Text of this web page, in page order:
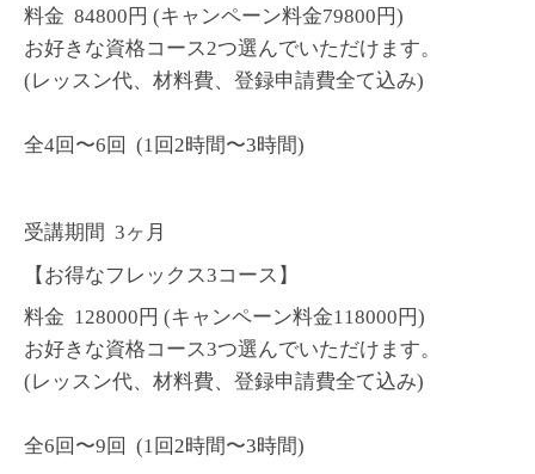
料金 84800円 (キャンペーン料金79800円)
お好きな資格コース2つ選んでいただけます。
(レッスン代、材料費、登録申請費全て込み)
全4回〜6回 (1回2時間〜3時間)
受講期間 3ヶ月
【お得なフレックス3コース】
料金 128000円 (キャンペーン料金118000円)
お好きな資格コース3つ選んでいただけます。
(レッスン代、材料費、登録申請費全て込み)
全6回〜9回 (1回2時間〜3時間)